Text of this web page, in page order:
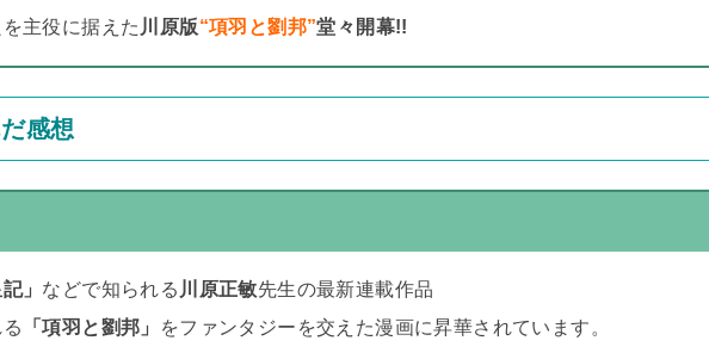
主役に据えた 川原版“項羽と劉邦”堂々開幕!!
感想
」 などで知られる 川原正敏先生の最新連載作品
「項羽と劉邦」
をファンタジーを交えた漫画に昇華されています。